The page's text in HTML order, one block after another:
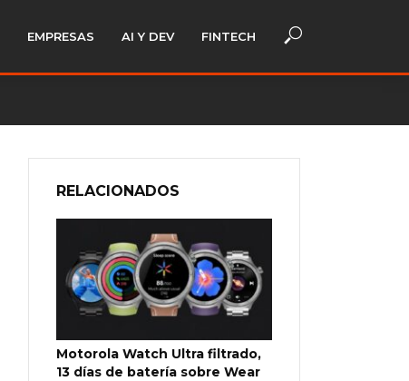
EMPRESAS AI Y DEV FINTECH
RELACIONADOS
Motorola Watch Ultra filtrado,
13 días de batería sobre Wear